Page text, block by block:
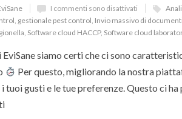
I commenti sono disattivati
, gestionale pest control, Invio massivo di documenti
, Software cloud HACCP, Software cloud
EviSane siamo certi che ci sono
Per questo, migliorando la nostra
i tuoi gusti e le tue preferenze. Questo ci